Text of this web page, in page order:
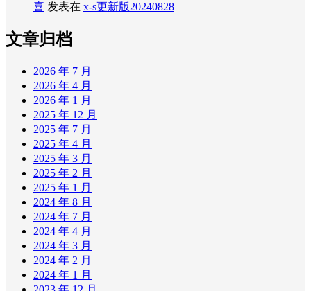
喜 发表在 x-s更新版20240828
文章归档
2026 年 7 月
2026 年 4 月
2026 年 1 月
2025 年 12 月
2025 年 7 月
2025 年 4 月
2025 年 3 月
2025 年 2 月
2025 年 1 月
2024 年 8 月
2024 年 7 月
2024 年 4 月
2024 年 3 月
2024 年 2 月
2024 年 1 月